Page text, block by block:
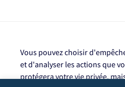
Vous pouvez choisir
et d'analyser les actions que
protégera votre vie privée,